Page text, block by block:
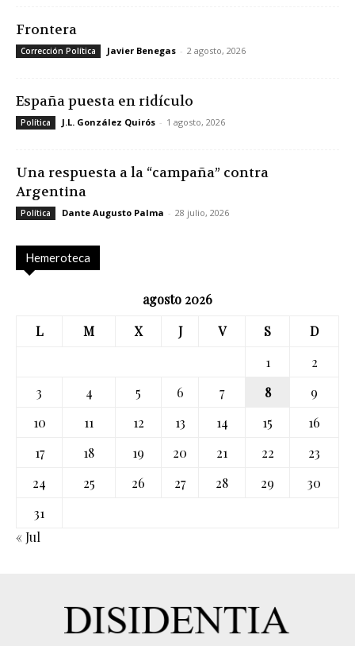
Frontera
Corrección Política Javier Benegas - 2 agosto, 2026
España puesta en ridículo
Política J.L. González Quirós - 1 agosto, 2026
Una respuesta a la “campaña” contra
Argentina
Política Dante Augusto Palma - 28 julio, 2026
Hemeroteca
agosto 2026
L
M X J V S
D
1
2
3
4 5 6 7 8
9
10
11 12 13 14 15
16
17
18 19 20 21 22
23
24
25 26 27 28 29
30
31
« Jul